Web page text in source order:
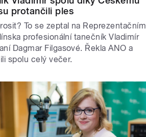
protančili ples
To se zeptal na Reprezentačním
profesionální tanečník Vladimír
Dagmar Filgasové. Řekla ANO a
spolu celý večer.